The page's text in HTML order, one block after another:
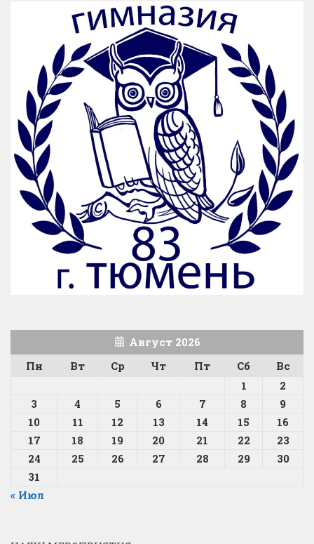
Август 2026
Пн
Вт Ср Чт Пт Сб
Вс
1
2
3
4 5 6 7 8
9
10
11 12 13 14 15
16
17
18 19 20 21 22
23
24
25 26 27 28 29
30
31
« Июл